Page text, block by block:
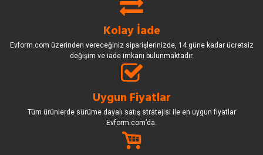
Kolay İade
Evform.com üzerinden vereceğiniz siparişlerinizde, 14 güne kadar ücretsiz
değişim ve iade imkanı bulunmaktadır.
Uygun Fiyatlar
Tüm ürünlerde sürüme dayalı satış stratejisi ile en uygun fiyatlar
Evform.com’da.